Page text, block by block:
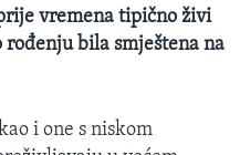
vremena tipično živi
bila smještena na
i one s niskom